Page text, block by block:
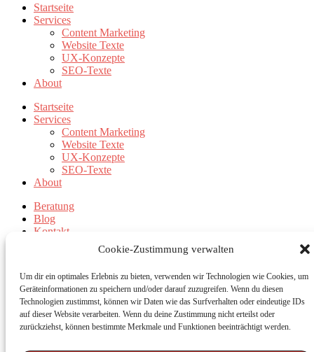
Cookie-Zustimmung verwalten
Um dir ein optimales Erlebnis zu bieten, verwenden wir Technologien wie Cookies, um
Geräteinformationen zu speichern und/oder darauf zuzugreifen. Wenn du diesen
Technologien zustimmst, können wir Daten wie das Surfverhalten oder eindeutige IDs
auf dieser Website verarbeiten. Wenn du deine Zustimmung nicht erteilst oder
zurückziehst, können bestimmte Merkmale und Funktionen beeinträchtigt werden.
Startseite
Services
Content Marketing
Website Texte
UX-Konzepte
SEO-Texte
About
Startseite
Services
Content Marketing
Website Texte
UX-Konzepte
SEO-Texte
About
Beratung
Blog
Kontakt
Kontakt
Datenschutz
AGB
Impressum